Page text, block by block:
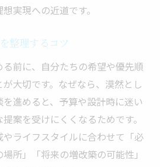
実現へ導く注文住宅相談術
注文住宅相談活用ポイント
で住み心地を高めるコツ
える家づくりの第一歩
で予算と希望を両立させる方
実現への近道です。
整理するコツ
前に、自分たちの希望や優先順
大切です。なぜなら、漠然とし
進めると、予算や設計時に迷い
案を受けにくくなるためです。
ライフスタイルに合わせて「必
所」「将来の増改築の可能性」